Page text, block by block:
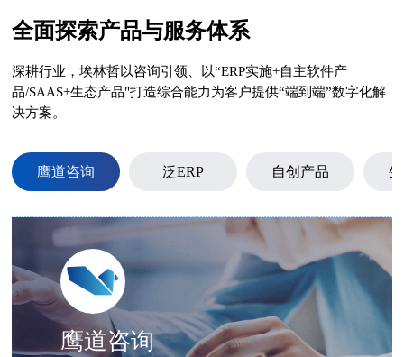
全面探索产品与服务体系
深耕行业，埃林哲以咨询引领、以“ERP实施+自主软件产
品/SAAS+生态产品"打造综合能力为客户提供“端到端”数字化解
决方案。
鹰道咨询 泛ERP 自创产品
鹰道咨询